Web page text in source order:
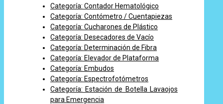
Categoría: Contador Hematológico
Categoría: Contómetro / Cuentapiezas
Categoría: Cucharones de Plástico
Categoría: Desecadores de Vacío
Categoría: Determinación de Fibra
Categoría: Elevador de Plataforma
Categoría: Embudos
Categoría: Espectrofotómetros
Categoría: Estación de Botella Lavaojos
para Emergencia